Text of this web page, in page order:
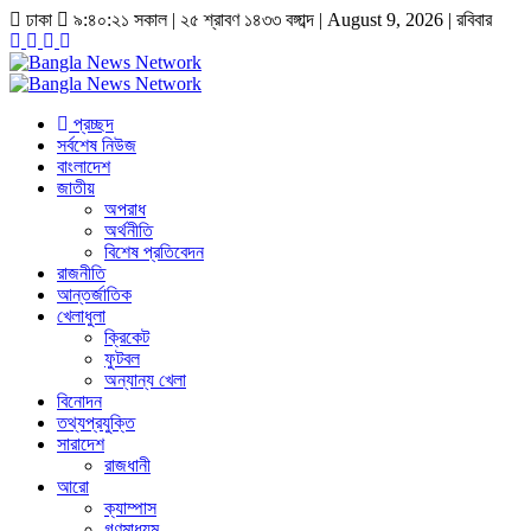
ঢাকা ৯:৪০:২২ সকাল | ২৫ শ্রাবণ ১৪৩৩ বঙ্গাব্দ | August 9, 2026 |রবিবার
প্রচ্ছদ
সর্বশেষ নিউজ
বাংলাদেশ
জাতীয়
অপরাধ
অর্থনীতি
বিশেষ প্রতিবেদন
রাজনীতি
আন্তর্জাতিক
খেলাধুলা
ক্রিকেট
ফুটবল
অন্যান্য খেলা
বিনোদন
তথ্যপ্রযুক্তি
সারাদেশ
রাজধানী
আরো
ক্যাম্পাস